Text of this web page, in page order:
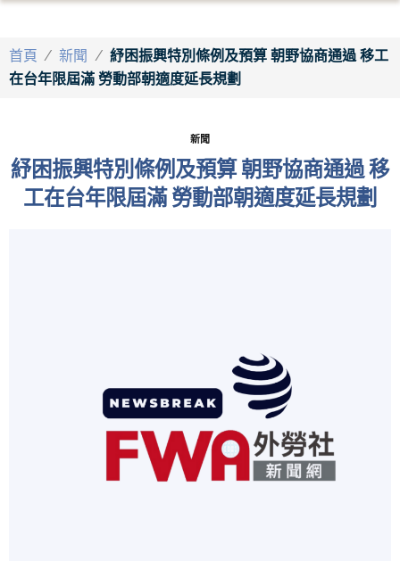
首頁 / 新聞 / 紓困振興特別條例及預算 朝野協商通過 移工
在台年限屆滿 勞動部朝適度延長規劃
新聞
紓困振興特別條例及預算 朝野協商通過 移
工在台年限屆滿 勞動部朝適度延長規劃